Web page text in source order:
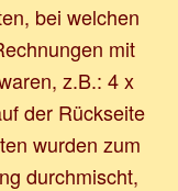
bei welchen
mit
z.B.: 4 x
der Rückseite
wurden zum
durchmischt,